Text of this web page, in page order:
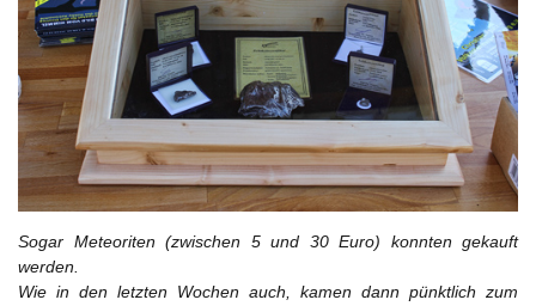
Sogar Meteoriten (zwischen 5 und 30 Euro) konnten gekauft
werden.
Wie in den letzten Wochen auch, kamen dann pünktlich zum